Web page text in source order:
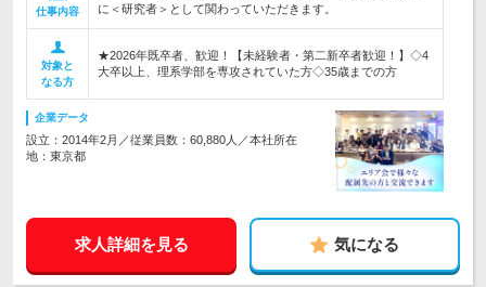
仕事内容
に＜研究者＞として関わっていただきます。
対象と
なる方
★2026年既卒者、歓迎！【未経験者・第二新卒者歓迎！】◇4
大卒以上、理系学部を専攻されていた方◇35歳までの方
企業データ
設立：2014年2月／従業員数：60,880人／本社所在
地：東京都
求人詳細を見る 気になる